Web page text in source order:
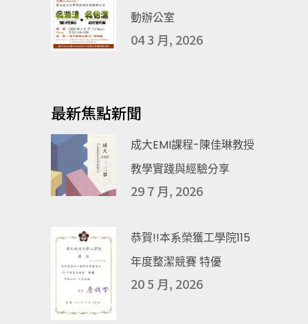
動辦公室
04 3 月, 2026
最新焦點新聞
成大EMI課程-陳佳琳教授
教學實踐與經驗分享
29 7 月, 2026
恭賀!!本系榮獲工學院115
年度整潔競賽 特優
20 5 月, 2026